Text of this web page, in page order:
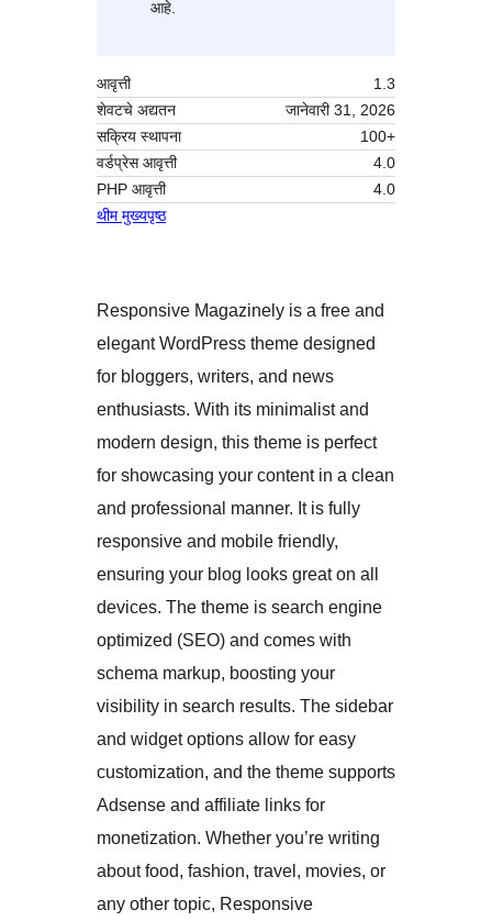
आहे.
आवृत्ती
1.3
शेवटचे अद्यतन
जानेवारी 31, 2026
सक्रिय स्थापना
100+
वर्डप्रेस आवृत्ती
4.0
PHP आवृत्ती
4.0
थीम मुख्यपृष्ठ
Responsive Magazinely is a free and
elegant WordPress theme designed
for bloggers, writers, and news
enthusiasts. With its minimalist and
modern design, this theme is perfect
for showcasing your content in a clean
and professional manner. It is fully
responsive and mobile friendly,
ensuring your blog looks great on all
devices. The theme is search engine
optimized (SEO) and comes with
schema markup, boosting your
visibility in search results. The sidebar
and widget options allow for easy
customization, and the theme supports
Adsense and affiliate links for
monetization. Whether you’re writing
about food, fashion, travel, movies, or
any other topic, Responsive